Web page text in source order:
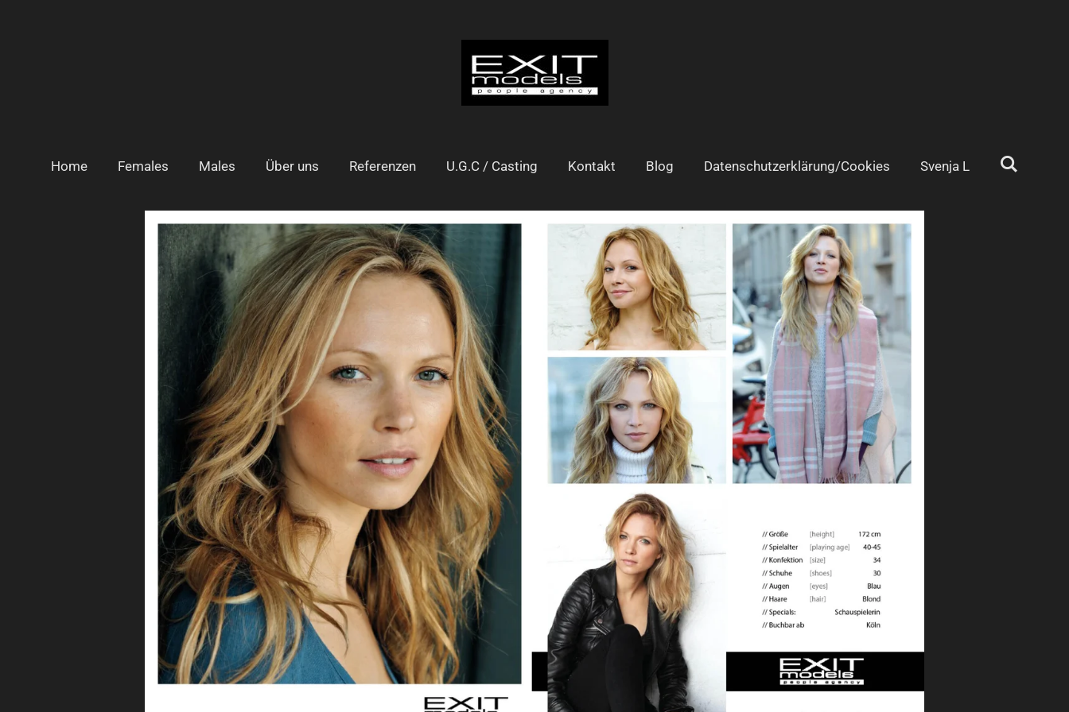
Home Females Males Über uns Referenzen U.G.C / Casting Kontakt Blog Datenschutzerklärung/Cookies Svenja L